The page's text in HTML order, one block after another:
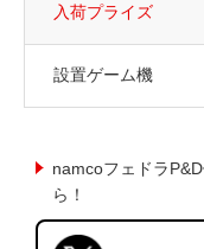
入荷プライズ
設置ゲーム機
namcoフェドラ
ら！